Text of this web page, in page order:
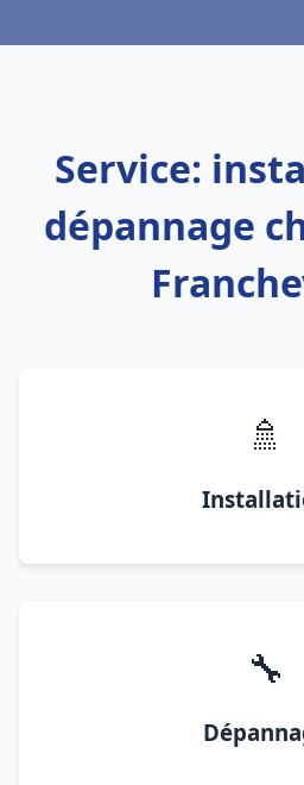
Service:
dépannage
🚿
🔧